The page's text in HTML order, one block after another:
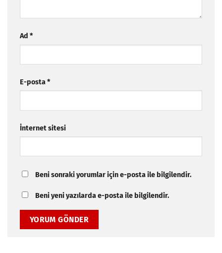
Ad *
E-posta*
İnternet sitesi
Beni sonraki yorumlar için e-posta ile bilgilendir.
Beni yeni yazılarda e-posta ile bilgilendir.